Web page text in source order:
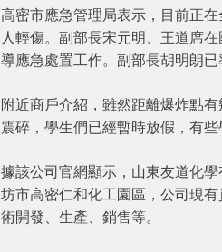
高密市應急管理局表示，目前正
人輕傷。副部長宋元明、王道席
導應急處置工作。副部長胡明朗
附近商戶介紹，雖然距離爆炸點
震碎，學生們已經暫時放假，有些
據該公司官網顯示，山東友道化
坊市高密仁和化工園區，公司現
術開發、生產、銷售等。